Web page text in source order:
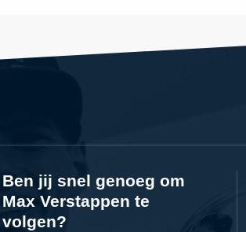
Ben jij snel genoeg om
Max Verstappen te
volgen?